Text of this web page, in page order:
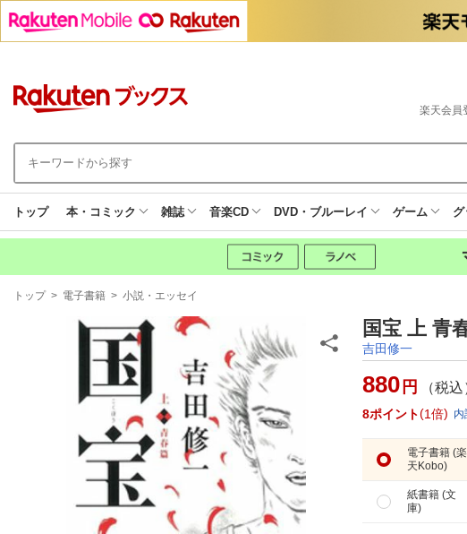
楽天会員
トップ 本・コミック 雑誌 音楽CD DVD・ブルーレイ ゲーム グ
現
トップ > 電子書籍 > 小説・エッセイ
国宝 上
吉田修一
880 円 （税込
8ポイント 1倍 内
電子書籍 (楽
天Kobo)
紙書籍 (文
庫)